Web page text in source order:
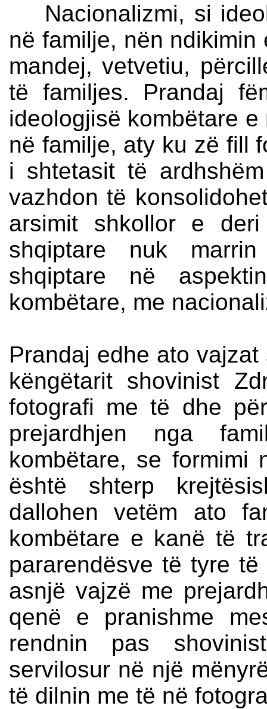
Nacionalizmi, si
në familje, nën
mandej, vetvetiu,
të familjes. Prandaj
ideologjisë kombëtare
në familje, aty ku zë fill
i shtetasit të
vazhdon të
arsimit shkollor e
shqiptare nuk
shqiptare në
kombëtare, me
Prandaj edhe ato
këngëtarit shovinist
fotografi me të dhe
prejardhjen nga
kombëtare, se formimi
është shterp
dallohen vetëm ato
kombëtare e kanë të
pararendësve të tyre
asnjë vajzë me
qenë e pranishme
rendnin pas
servilosur në një
të dilnin me të në